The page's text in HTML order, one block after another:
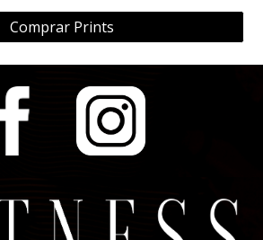
Comprar Prints